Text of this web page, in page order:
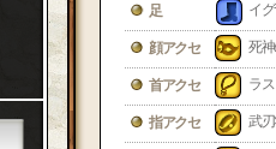
足 イ
顔アクセ 死
首アクセ ラ
指アクセ 武